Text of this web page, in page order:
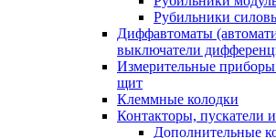
Рубильники
Диффавтоматы
выключатели
Измерительные приборы
щит
Клеммные колодки
Контакторы, пускатели
Дополнительные